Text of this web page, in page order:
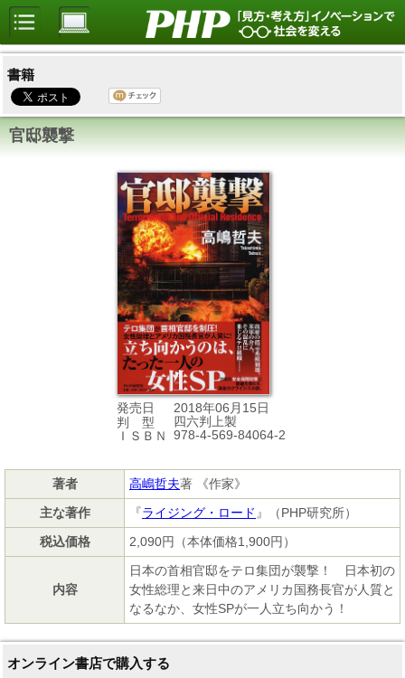
書籍
官邸襲撃
発売日
2018年06月15日
判 型
四六判上製
ＩＳＢＮ
978-4-569-84064-2
著者 高嶋哲夫著 《作家》
主な著作
『ライジング・ロード 』（PHP研究所）
税込価格
2,090円（本体価格1,900円）
内容
日本の首相官邸をテロ集団が襲撃！ 日本初の
女性総理と来日中のアメリカ国務長官が人質と
なるなか、女性SPが一人立ち向かう！
オンライン書店で購入する